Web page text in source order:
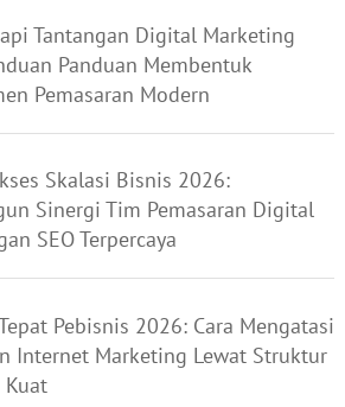
Tantangan Digital Marketing
Panduan Membentuk
Pemasaran Modern
Skalasi Bisnis 2026:
Sinergi Tim Pemasaran Digital
SEO Terpercaya
Pebisnis 2026: Cara Mengatasi
Internet Marketing Lewat Struktur